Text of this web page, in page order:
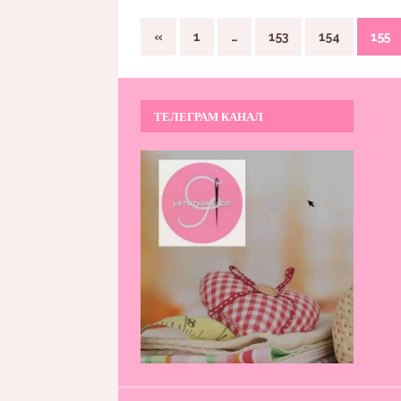
« 1 … 153 154 155
ТЕЛЕГРАМ КАНАЛ